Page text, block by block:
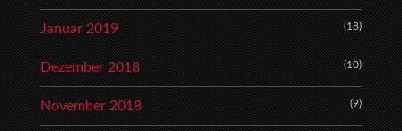
Januar 2019 (18)
Dezember 2018 (10)
November 2018 (9)